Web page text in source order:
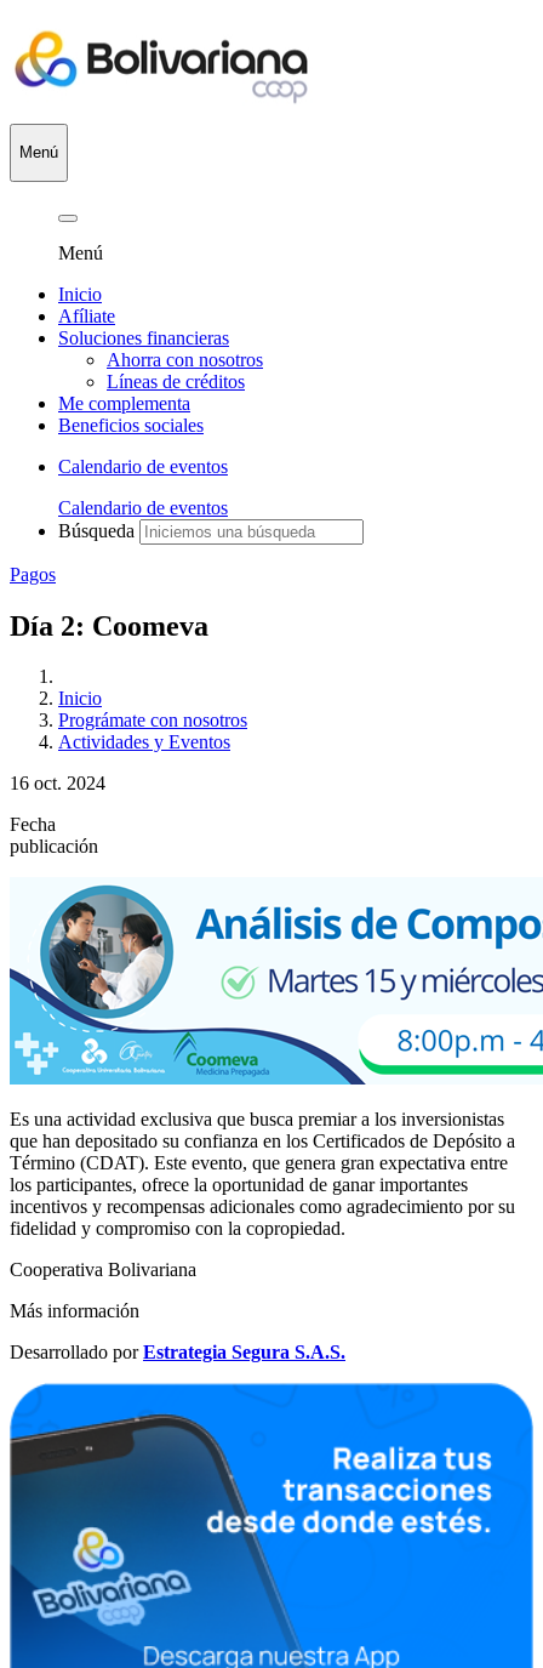
Menú
Menú
Inicio
Afíliate
Soluciones financieras
Ahorra con nosotros
Líneas de créditos
Me complementa
Beneficios sociales
Calendario de eventos
Calendario de eventos
Búsqueda
Pagos
Día 2: Coomeva
Inicio
Prográmate con nosotros
Actividades y Eventos
16 oct. 2024
Fecha
publicación
Es una actividad exclusiva que busca premiar a los inversionistas
que han depositado su confianza en los Certificados de Depósito a
Término (CDAT). Este evento, que genera gran expectativa entre
los participantes, ofrece la oportunidad de ganar importantes
incentivos y recompensas adicionales como agradecimiento por su
fidelidad y compromiso con la copropiedad.
Cooperativa Bolivariana
Más información
Desarrollado porEstrategia Segura S.A.S.